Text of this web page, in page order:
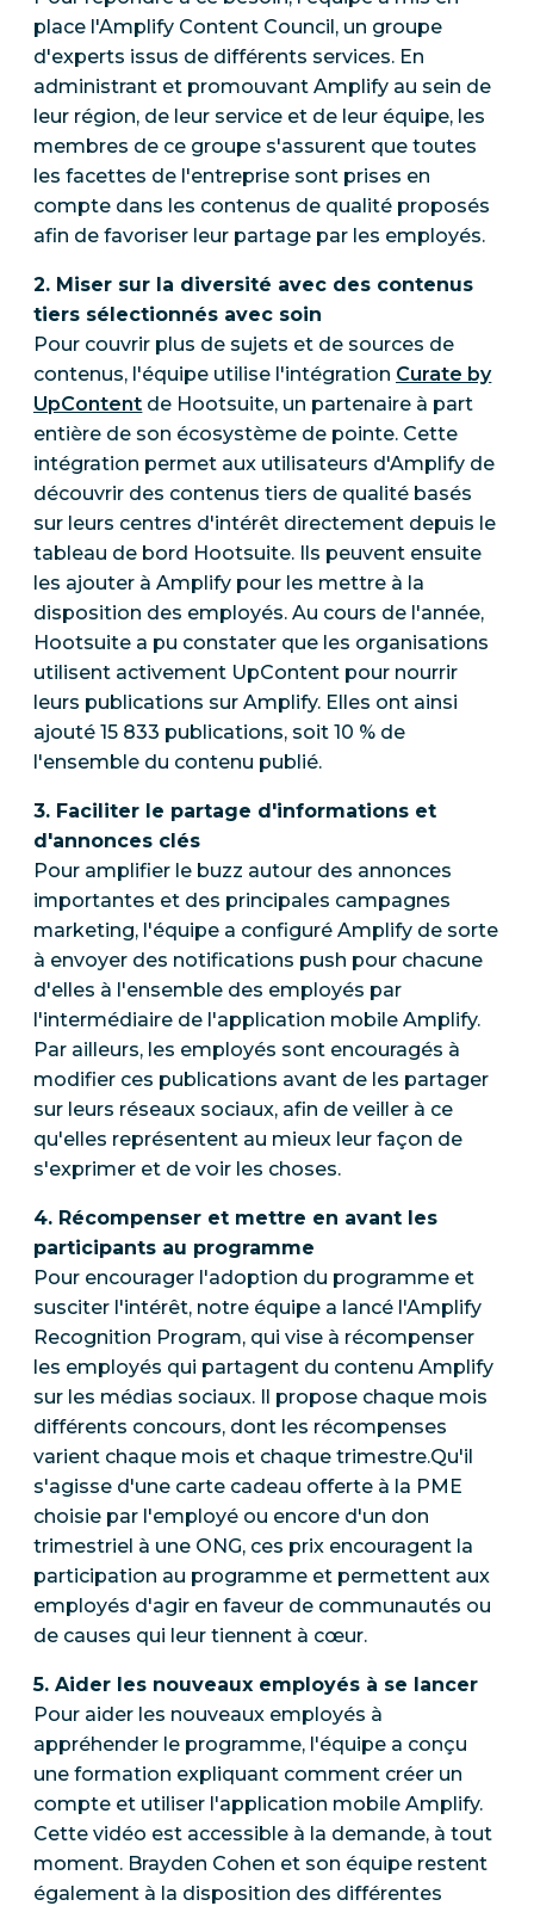
place l'Amplify Content Council, un groupe
d'experts issus de différents services. En
administrant et promouvant Amplify au sein de
leur région, de leur service et de leur équipe, les
membres de ce groupe s'assurent que toutes
les facettes de l'entreprise sont prises en
compte dans les contenus de qualité proposés
afin de favoriser leur partage par les employés.
2. Miser sur la diversité avec des contenus
tiers sélectionnés avec soin
Pour couvrir plus de sujets et de sources de
contenus, l'équipe utilise l'intégration Curate by
UpContent de Hootsuite, un partenaire à part
entière de son écosystème de pointe. Cette
intégration permet aux utilisateurs d'Amplify de
découvrir des contenus tiers de qualité basés
sur leurs centres d'intérêt directement depuis le
tableau de bord Hootsuite. Ils peuvent ensuite
les ajouter à Amplify pour les mettre à la
disposition des employés. Au cours de l'année,
Hootsuite a pu constater que les organisations
utilisent activement UpContent pour nourrir
leurs publications sur Amplify. Elles ont ainsi
ajouté 15 833 publications, soit 10 % de
l'ensemble du contenu publié.
3. Faciliter le partage d'informations et
d'annonces clés
Pour amplifier le buzz autour des annonces
importantes et des principales campagnes
marketing, l'équipe a configuré Amplify de sorte
à envoyer des notifications push pour chacune
d'elles à l'ensemble des employés par
l'intermédiaire de l'application mobile Amplify.
Par ailleurs, les employés sont encouragés à
modifier ces publications avant de les partager
sur leurs réseaux sociaux, afin de veiller à ce
qu'elles représentent au mieux leur façon de
s'exprimer et de voir les choses.
4. Récompenser et mettre en avant les
participants au programme
Pour encourager l'adoption du programme et
susciter l'intérêt, notre équipe a lancé l'Amplify
Recognition Program, qui vise à récompenser
les employés qui partagent du contenu Amplify
sur les médias sociaux. Il propose chaque mois
différents concours, dont les récompenses
varient chaque mois et chaque trimestre.Qu'il
s'agisse d'une carte cadeau offerte à la PME
choisie par l'employé ou encore d'un don
trimestriel à une ONG, ces prix encouragent la
participation au programme et permettent aux
employés d'agir en faveur de communautés ou
de causes qui leur tiennent à cœur.
5. Aider les nouveaux employés à se lancer
Pour aider les nouveaux employés à
appréhender le programme, l'équipe a conçu
une formation expliquant comment créer un
compte et utiliser l'application mobile Amplify.
Cette vidéo est accessible à la demande, à tout
moment. Brayden Cohen et son équipe restent
également à la disposition des différentes